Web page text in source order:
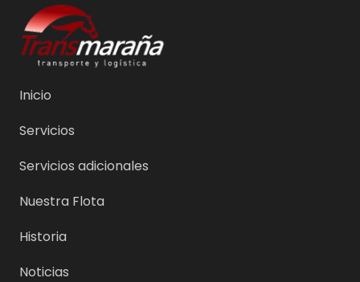
Inicio
Servicios
Servicios adicionales
Nuestra Flota
Historia
Noticias